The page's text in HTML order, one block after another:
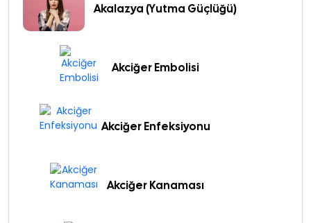
Akalazya (Yutma Güçlüğü)
Akciğer Embolisi
Akciğer Enfeksiyonu
Akciğer Kanaması